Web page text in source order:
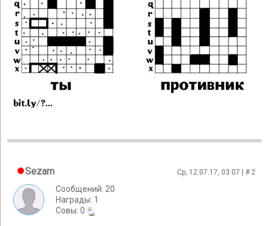
Sezam Ср, 12.07.17, 03:07 | # 2
Сообщений: 20
Награды: 1
Cовы: 0